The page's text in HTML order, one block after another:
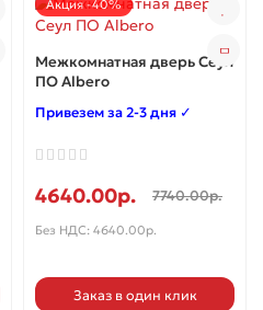
Акция -40%
Межкомнатная дверь Сеул
ПО Albero
Привезем за 2-3 дня ✓
4640.00р. 7740.00р.
Без НДС: 4640.00р.
Заказ в один клик